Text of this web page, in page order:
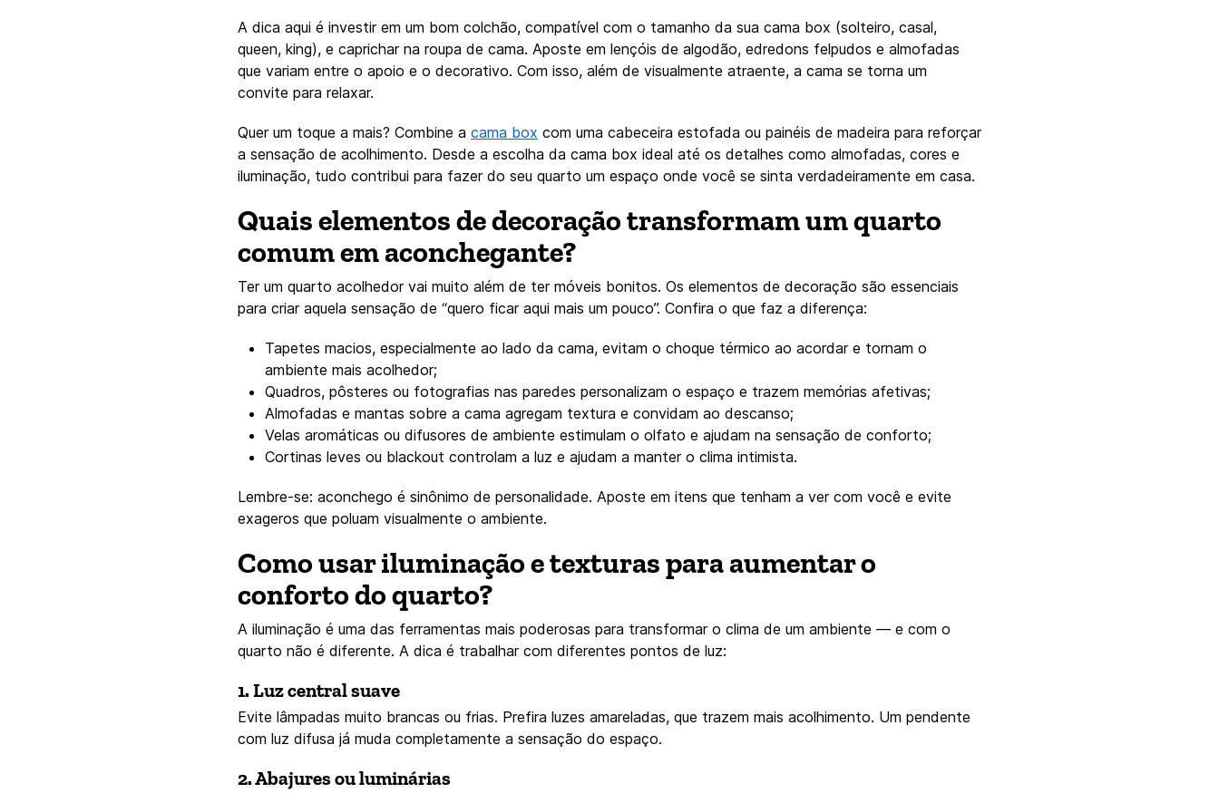
A dica aqui é investir em um bom colchão, compatível com o tamanho da sua cama box (solteiro, casal,
queen, king), e caprichar na roupa de cama. Aposte em lençóis de algodão, edredons felpudos e almofadas
que variam entre o apoio e o decorativo. Com isso, além de visualmente atraente, a cama se torna um
convite para relaxar.
Quer um toque a mais? Combine a cama box com uma cabeceira estofada ou painéis de madeira para reforçar
a sensação de acolhimento. Desde a escolha da cama box ideal até os detalhes como almofadas, cores e
iluminação, tudo contribui para fazer do seu quarto um espaço onde você se sinta verdadeiramente em casa.
Quais elementos de decoração transformam um quarto
comum em aconchegante?
Ter um quarto acolhedor vai muito além de ter móveis bonitos. Os elementos de decoração são essenciais
para criar aquela sensação de “quero ficar aqui mais um pouco”. Confira o que faz a diferença:
Tapetes macios, especialmente ao lado da cama, evitam o choque térmico ao acordar e tornam o
ambiente mais acolhedor;
Quadros, pôsteres ou fotografias nas paredes personalizam o espaço e trazem memórias afetivas;
Almofadas e mantas sobre a cama agregam textura e convidam ao descanso;
Velas aromáticas ou difusores de ambiente estimulam o olfato e ajudam na sensação de conforto;
Cortinas leves ou blackout controlam a luz e ajudam a manter o clima intimista.
Lembre-se: aconchego é sinônimo de personalidade. Aposte em itens que tenham a ver com você e evite
exageros que poluam visualmente o ambiente.
Como usar iluminação e texturas para aumentar o
conforto do quarto?
A iluminação é uma das ferramentas mais poderosas para transformar o clima de um ambiente — e com o
quarto não é diferente. A dica é trabalhar com diferentes pontos de luz:
1. Luz central suave
Evite lâmpadas muito brancas ou frias. Prefira luzes amareladas, que trazem mais acolhimento. Um pendente
com luz difusa já muda completamente a sensação do espaço.
2. Abajures ou luminárias